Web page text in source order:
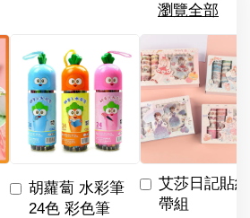
瀏覽全部
胡蘿蔔 水彩筆
24色 彩色筆
艾莎日記貼
帶組